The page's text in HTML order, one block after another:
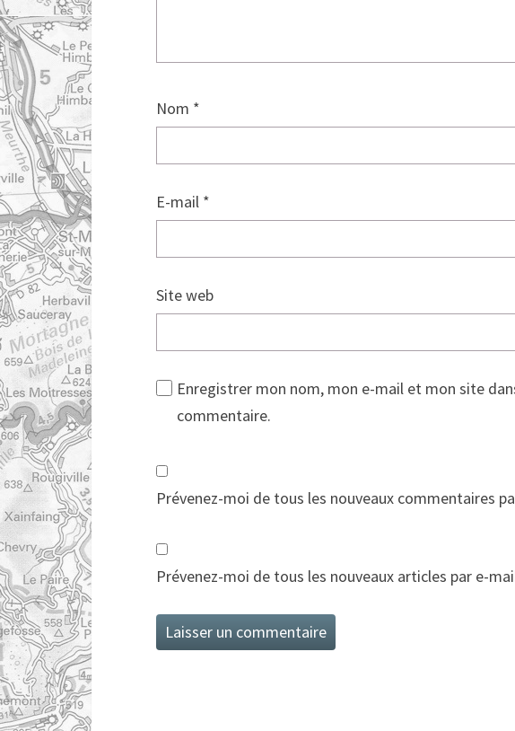
Nom *
E-mail *
Site web
Enregistrer mon nom, mon e-mail et mon site
commentaire.
Prévenez-moi de tous les nouveaux commentaires
Prévenez-moi de tous les nouveaux articles par e-